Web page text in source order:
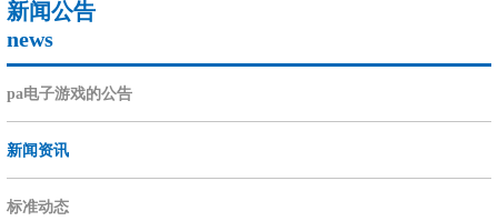
新闻公告
news
pa电子游戏的公告
新闻资讯
标准动态